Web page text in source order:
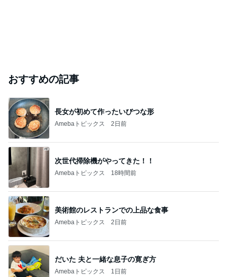
おすすめの記事
長女が初めて作ったいびつな形
Amebaトピックス 2日前
次世代掃除機がやってきた！！
Amebaトピックス 18時間前
美術館のレストランでの上品な食事
Amebaトピックス 2日前
だいた 夫と一緒な息子の寛ぎ方
Amebaトピックス 1日前